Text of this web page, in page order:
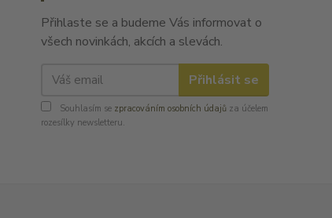
Přihlaste se a budeme Vás informovat o
všech novinkách, akcích a slevách.
Přihlásit se
Souhlasím se zpracováním osobních údajů za účelem
rozesílky newsletteru.